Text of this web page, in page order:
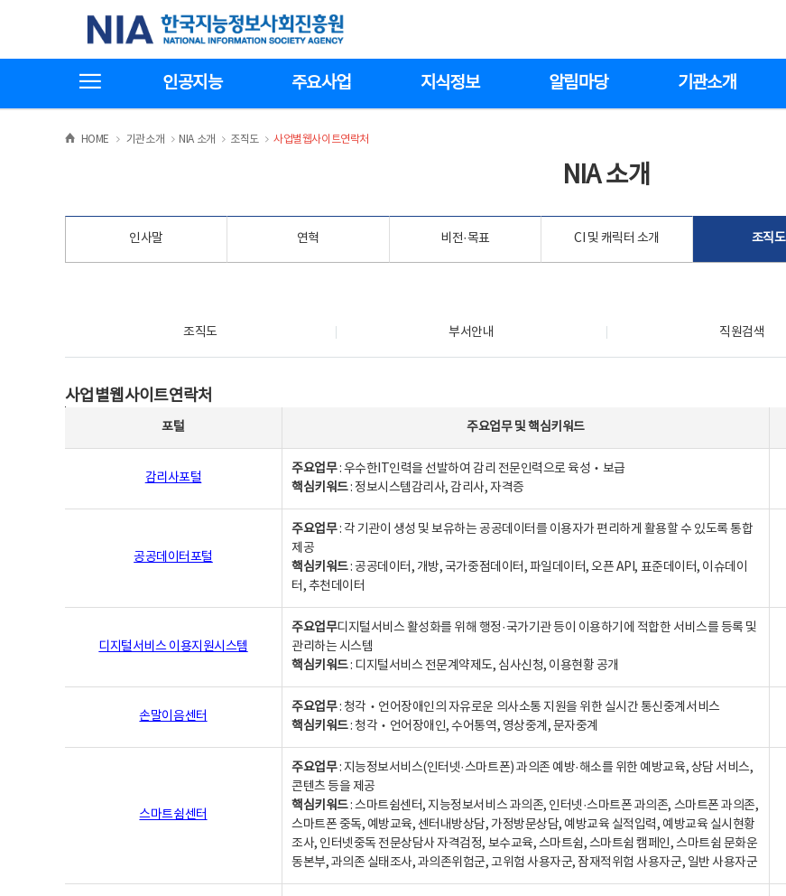
기
한국지능정보사회진흥원
인공지능 주요사업 지식정보 알림마당 기관소개
HOME >
기관소개 >NIA 소개 >
조직도 >
사업별웹사이트연락처
NIA 소개
인사말 연혁 비전·목표 CI 및 캐릭터 소개 조직도
조직도 부서안내 직원검색
사업별웹사이트연락처
포털 주요업무및핵심키워드
감리사포털
주요업무: 우수한IT인력을 선발하여 감리 전문인력으로 육성‧보급
핵심키워드: 정보시스템감리사, 감리사, 자격증
공공데이터포털
주요업무: 각 기관이 생성 및 보유하는 공공데이터를 이용자가 편리하게 활용할 수 있도록 통합
제공
핵심키워드: 공공데이터, 개방, 국가중점데이터, 파일데이터, 오픈 API, 표준데이터, 이슈데이
터, 추천데이터
디지털서비스 이용지원시스템
주요업무디지털서비스 활성화를 위해 행정·국가기관 등이 이용하기에 적합한 서비스를 등록 및
관리하는 시스템
핵심키워드: 디지털서비스 전문계약제도, 심사신청, 이용현황 공개
손말이음센터
주요업무: 청각‧언어장애인의 자유로운 의사소통 지원을 위한 실시간 통신중계서비스
핵심키워드: 청각‧언어장애인, 수어통역, 영상중계, 문자중계
스마트쉼센터
주요업무: 지능정보서비스(인터넷·스마트폰) 과의존 예방·해소를 위한 예방교육, 상담 서비스,
콘텐츠 등을 제공
핵심키워드: 스마트쉼센터, 지능정보서비스 과의존, 인터넷·스마트폰 과의존, 스마트폰 과의존,
스마트폰 중독, 예방교육, 센터내방상담, 가정방문상담, 예방교육 실적입력, 예방교육 실시현황
조사, 인터넷중독 전문상담사 자격검정, 보수교육, 스마트쉼, 스마트쉼 캠페인, 스마트쉼 문화운
동본부, 과의존 실태조사, 과의존위험군, 고위험 사용자군, 잠재적위험 사용자군, 일반 사용자군